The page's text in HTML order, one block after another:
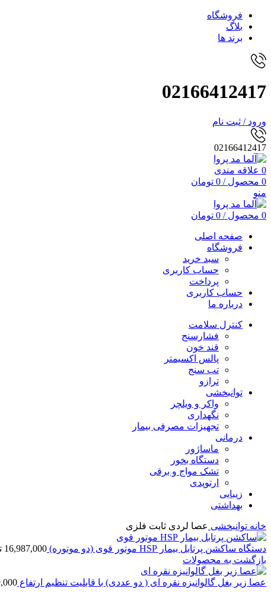
فروشگاه
بلاگ
برند ها
02166412417
ورود / ثبت نام
02166412417
0 علاقه مندی
0 محصول /
0 تومان
منو
0 محصول /
0 تومان
صفحه اصلی
فروشگاه
سبد خرید
حساب کاربری
پرداخت
حساب کاربری
درباره ما
کنترل سلامت
فشارسنج
قند خون
پالس اکسیمتر
تب سنج
ترازو
توانبخشی
واکر و ویلچر
نگهداری
تجهیزات مصرفی بیمار
درمانی
ماساژور
دستگاه بخور
تشک مواج و برقی
ارتوپدی
زیبایی
بهداشتی
خانه توانبخشی عصا لردی ثابت فلزی
دستگاه ساکشن پرتابل بیمار HSP موتور قوی (دو موتوره) 16,987,000
بازگشت به محصولات
عصا زیر بغل گالوانیزه نقره ای ( دو عددی) با قابلیت تنظیم ارتفاع